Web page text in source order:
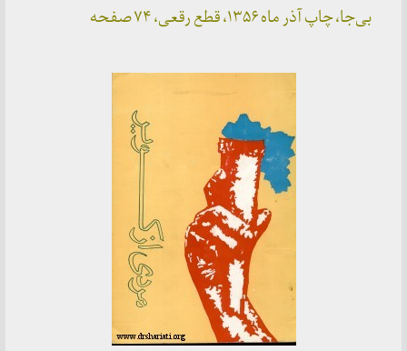
بی‌جا، چاپ آذر ماه ۱۳۵۶، قطع رقعی، ۷۴ صفحه